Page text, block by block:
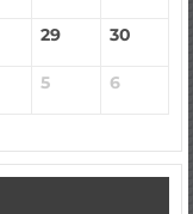
29 30
5 6